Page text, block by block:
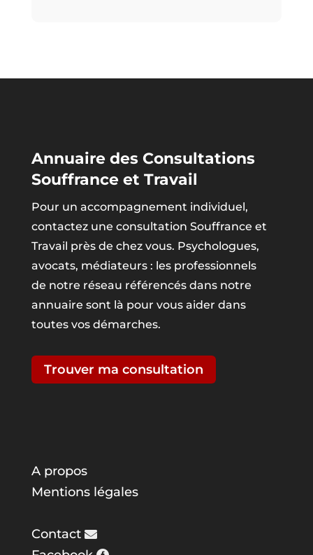
Annuaire des Consultations
Souffrance et Travail
Pour un accompagnement individuel,
contactez une consultation Souffrance et
Travail près de chez vous. Psychologues,
avocats, médiateurs : les professionnels
de notre réseau référencés dans notre
annuaire sont là pour vous aider dans
toutes vos démarches.
Trouver ma consultation
A propos
Mentions légales
Contact